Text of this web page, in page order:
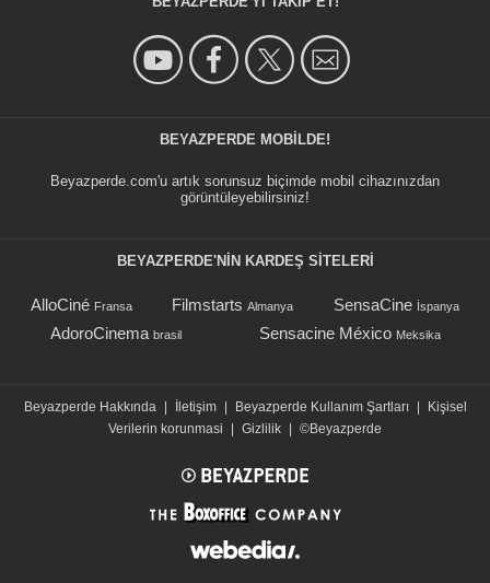
BEYAZPERDE MOBILDE!
Beyazperde.com'u artık sorunsuz biçimde mobil cihazınızdan
görüntüleyebilirsiniz!
BEYAZPERDE'NIN KARDEŞ SİTELERİ
AlloCiné Fransa Filmstarts Almanya SensaCine İspanya
AdoroCinema brasil Sensacine México Meksika
Beyazperde Hakkında İletişim Beyazperde Kullanım Şartları
Kişisel
Verilerin korunmasi
Gizlilik ©Beyazperde